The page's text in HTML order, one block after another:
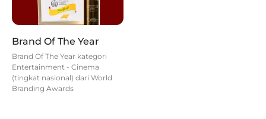
Brand Of The Year
Brand Of The Year kategori
Entertainment - Cinema
(tingkat nasional) dari World
Branding Awards